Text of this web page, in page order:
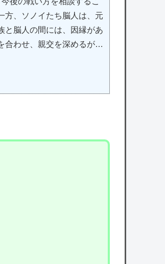
方、ソノイたち脳人は、元
と脳人の間には、因縁があ
合わせ、親交を深めるが…